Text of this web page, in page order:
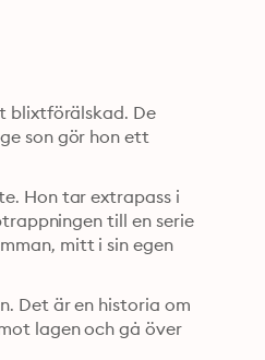
blixtförälskad. De
son gör hon ett
Hon tar extrapass i
till en serie
mitt i sin egen
Det är en historia om
lagen och gå över